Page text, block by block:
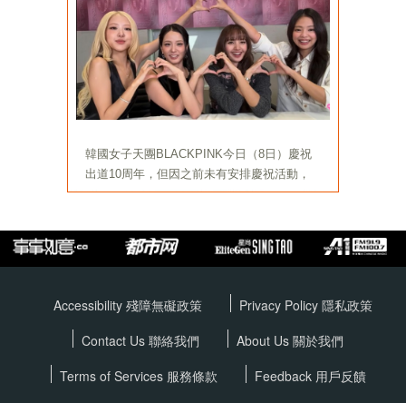
Accessibility 殘障無礙政策 Privacy Policy 隱私政策
Contact Us 聯絡我們
About Us 關於我們
Terms of Services 服務條款 Feedback 用戶反饋